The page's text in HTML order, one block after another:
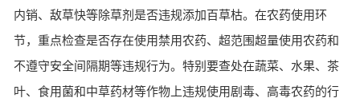
内销、敌草快等除草剂是否违规添加百草枯。在农药使用环
节，重点检查是否存在使用禁用农药、超范围超量使用农药和
不遵守安全间隔期等违规行为。特别要查处在蔬菜、水果、茶
叶、食用菌和中草药材等作物上违规使用剧毒、高毒农药的行